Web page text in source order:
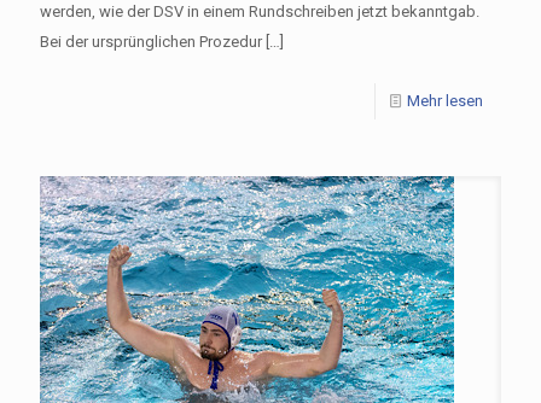
werden, wie der DSV in einem Rundschreiben jetzt bekanntgab.
Bei der ursprünglichen Prozedur[…]
Mehr lesen